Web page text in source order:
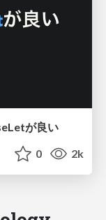
が良い
0 2k